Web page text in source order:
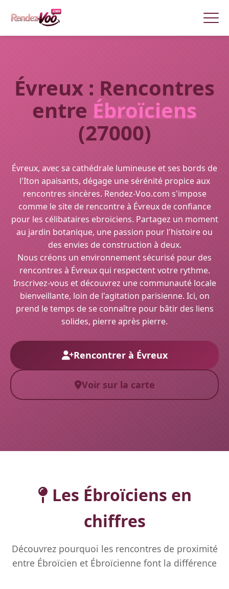
Évreux : Rencontres
entre Ébroïciens
(27000)
Évreux, avec sa cathédrale lumineuse et ses bords de
l'Iton apaisants, dégage une sérénité propice aux
rencontres sincères. Rendez-Voo.com s'impose
comme le site de rencontre à Évreux de confiance
pour les célibataires ebroïciens. Partagez un moment
au jardin botanique, une passion pour l'histoire ou
des envies de construction à deux.
Nous créons un environnement sécurisé pour des
rencontres à Évreux qui respectent votre rythme.
Inscrivez-vous et découvrez une communauté locale
bienveillante, loin de l'agitation parisienne. Ici, on
prend le temps de se connaître pour bâtir des liens
solides, pierre après pierre.
Rencontrer à Évreux
Voir sur la carte
Les Ébroïciens en
chiffres
Découvrez pourquoi les rencontres de proximité
entre Ébroïcien et Ébroïcienne font la différence